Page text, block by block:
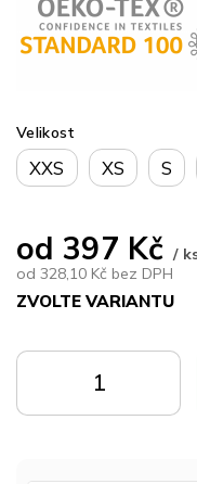
od 397 Kč /
od 328,10 Kč bez DPH
ZVOLTE VARIANTU
cena:
Velikost
XXS XS S
KOŠÍKU
KOŠÍKU